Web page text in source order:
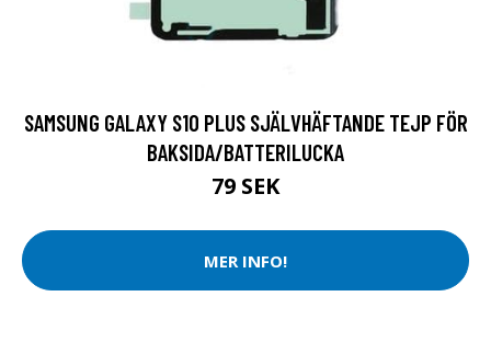
SAMSUNG GALAXY S10 PLUS SJÄLVHÄFTANDE TEJP FÖR
BAKSIDA/BATTERILUCKA
79 SEK
MER INFO!